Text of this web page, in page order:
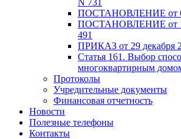
N 731
ПОСТАНОВЛЕНИЕ от 6
ПОСТАНОВЛЕНИЕ от 13
491
ПРИКАЗ от 29 декабря
Статья 161. Выбор
многоквартирным
Протоколы
Учредительные документы
Финансовая отчетность
Новости
Полезные телефоны
Контакты